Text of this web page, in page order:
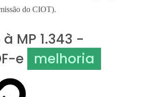
do CIOT).
MP 1.343 -
e
melhoria